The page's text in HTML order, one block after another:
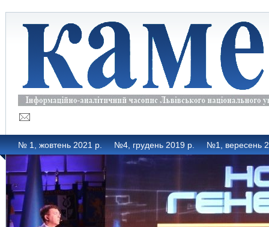
№ 1, жовтень 2021 р. №4, грудень 2019 р. №1, вересень